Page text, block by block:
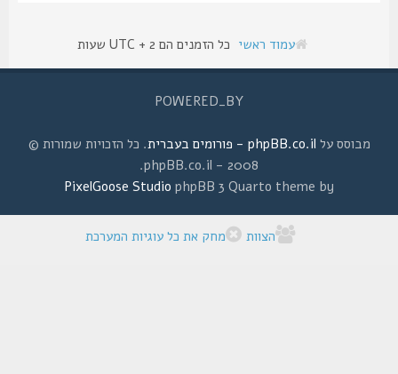
עמוד ראשי כל הזמנים הם UTC + 2 שעות
POWERED_BY
מבוסס עלphpBB.co.il - פורומים בעברית
. כל הזכויות שמורות ©
2008 - phpBB.co.il.
phpBB 3 Quarto theme by
PixelGoose Studio
הצוות מחק את כל עוגיות המערכת